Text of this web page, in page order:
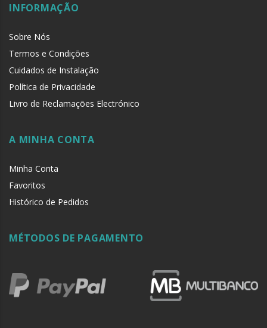
INFORMAÇÃO
Sobre Nós
Termos e Condições
Cuidados de Instalação
Política de Privacidade
Livro de Reclamações Electrónico
A MINHA CONTA
Minha Conta
Favoritos
Histórico de Pedidos
MÉTODOS DE PAGAMENTO